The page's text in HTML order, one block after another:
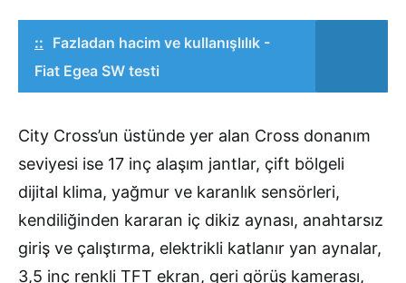
:: Fazladan hacim ve kullanışlılık -
Fiat Egea SW testi
City Cross’un üstünde yer alan Cross donanım
seviyesi ise 17 inç alaşım jantlar, çift bölgeli
dijital klima, yağmur ve karanlık sensörleri,
kendiliğinden kararan iç dikiz aynası, anahtarsız
giriş ve çalıştırma, elektrikli katlanır yan aynalar,
3,5 inç renkli TFT ekran, geri görüş kamerası,